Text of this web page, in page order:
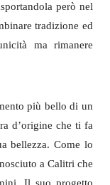
però nel
tradizione ed
ma rimanere
più bello di un
d’origine che ti fa
bellezza. Come lo
a Calitri che